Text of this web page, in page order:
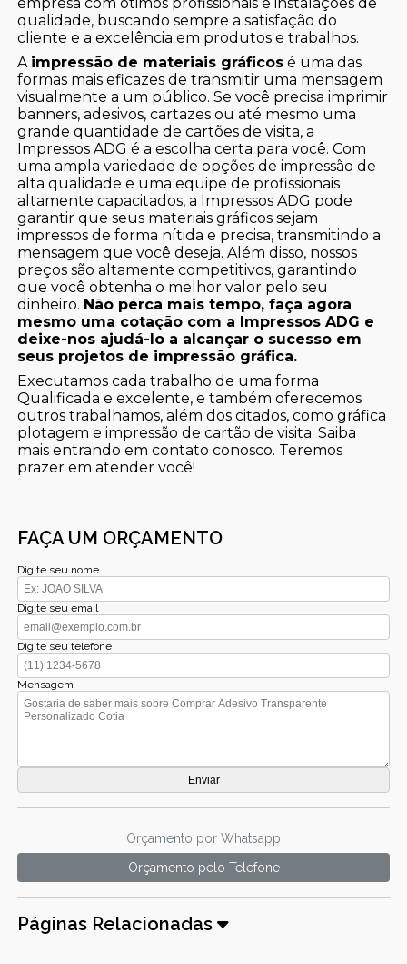
qualidade, buscando sempre a satisfação do
cliente e a excelência em produtos e trabalhos.
A impressão de materiais gráficos é uma das
formas mais eficazes de transmitir uma mensagem
visualmente a um público. Se você precisa imprimir
banners, adesivos, cartazes ou até mesmo uma
grande quantidade de cartões de visita, a
Impressos ADG é a escolha certa para você. Com
uma ampla variedade de opções de impressão de
alta qualidade e uma equipe de profissionais
altamente capacitados, a Impressos ADG pode
garantir que seus materiais gráficos sejam
impressos de forma nítida e precisa, transmitindo a
mensagem que você deseja. Além disso, nossos
preços são altamente competitivos, garantindo
que você obtenha o melhor valor pelo seu
dinheiro. Não perca mais tempo, faça agora
mesmo uma cotação com a Impressos ADG e
deixe-nos ajudá-lo a alcançar o sucesso em
seus projetos de impressão gráfica.
Executamos cada trabalho de uma forma
Qualificada e excelente, e também oferecemos
outros trabalhamos, além dos citados, como gráfica
plotagem e impressão de cartão de visita. Saiba
mais entrando em contato conosco. Teremos
prazer em atender você!
FAÇA UM ORÇAMENTO
Digite seu nome
Digite seu email
Digite seu telefone
Mensagem
Orçamento por Whatsapp
Orçamento pelo Telefone
Páginas Relacionadas